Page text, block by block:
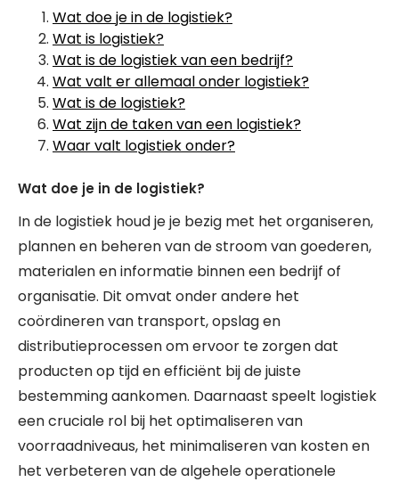
Wat doe je in de logistiek?
Wat is logistiek?
Wat is de logistiek van een bedrijf?
Wat valt er allemaal onder logistiek?
Wat is de logistiek?
Wat zijn de taken van een logistiek?
Waar valt logistiek onder?
Wat doe je in de logistiek?
In de logistiek houd je je bezig met het organiseren,
plannen en beheren van de stroom van goederen,
materialen en informatie binnen een bedrijf of
organisatie. Dit omvat onder andere het
coördineren van transport, opslag en
distributieprocessen om ervoor te zorgen dat
producten op tijd en efficiënt bij de juiste
bestemming aankomen. Daarnaast speelt logistiek
een cruciale rol bij het optimaliseren van
voorraadniveaus, het minimaliseren van kosten en
het verbeteren van de algehele operationele